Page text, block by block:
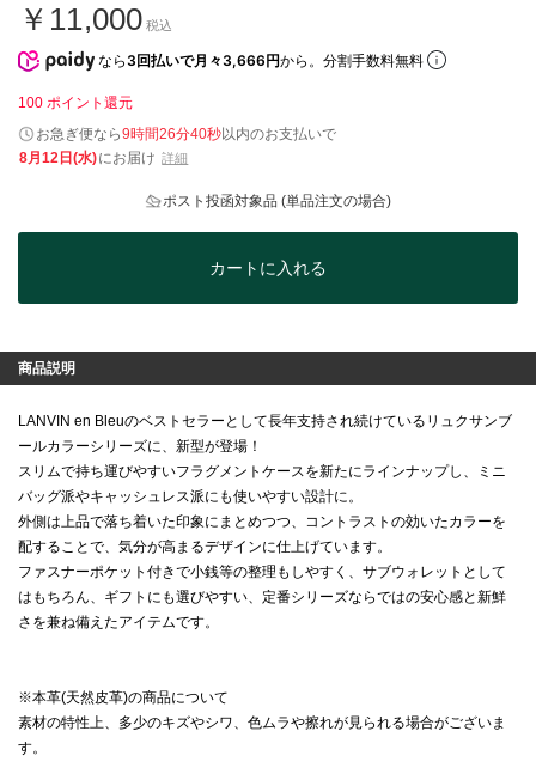
￥11,000 税込
なら 3回払いで月々3,666円から。分割手数料無料
100 ポイント還元
お急ぎ便なら9時間26分39秒以内のお支払いで
8月12日(水)にお届け 詳細
ポスト投函対象品 (単品注文の場合)
カートに入れる
商品説明
LANVIN en Bleuのベストセラーとして長年支持され続けているリュクサンブ
ールカラーシリーズに、新型が登場！
スリムで持ち運びやすいフラグメントケースを新たにラインナップし、ミニ
バッグ派やキャッシュレス派にも使いやすい設計に。
外側は上品で落ち着いた印象にまとめつつ、コントラストの効いたカラーを
配することで、気分が高まるデザインに仕上げています。
ファスナーポケット付きで小銭等の整理もしやすく、サブウォレットとして
はもちろん、ギフトにも選びやすい、定番シリーズならではの安心感と新鮮
さを兼ね備えたアイテムです。
※本革(天然皮革)の商品について
素材の特性上、多少のキズやシワ、色ムラや擦れが見られる場合がございま
す。